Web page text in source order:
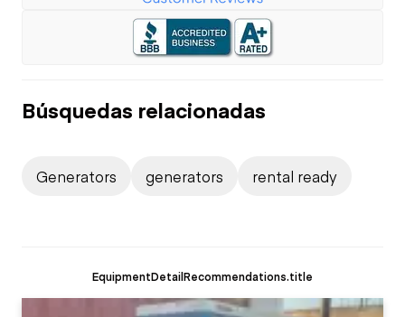
Búsquedas relacionadas
Generators generators rental ready
EquipmentDetailRecommendations.title